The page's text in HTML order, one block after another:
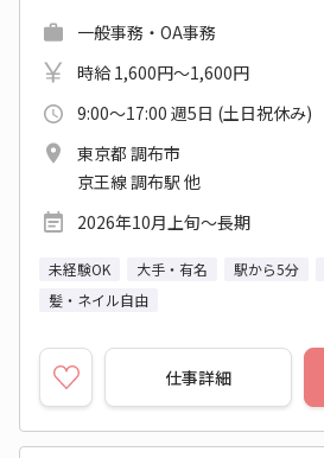
一般事務・OA事務
時給 1,600円～1,600円
9:00～17:00 週5日 (土日祝休み)
東京都 調布市
京王線 調布駅 他
2026年10月上旬～長期
未経験OK 大手・有名 駅から5分
髪・ネイル自由
仕事詳細